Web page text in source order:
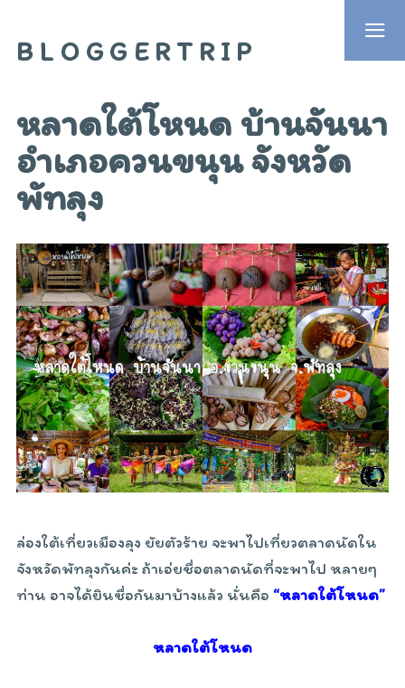
BLOGGERTRIP
หลาดใต้โหนด บ้านจันนา
อำเภอควนขนุน จังหวัด
พัทลุง
ล่องใต้เที่ยวเมืองลุง ยัยตัวร้าย จะพาไปเที่ยวตลาดนัดใน
จังหวัดพัทลุงกันค่ะ ถ้าเอ่ยชื่อตลาดนัดที่จะพาไป หลายๆ
ท่าน อาจได้ยินชื่อกันมาบ้างแล้ว นั่นคือ “หลาดใต้โหนด”
หลาดใต้โหนด